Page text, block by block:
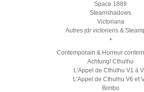
Space 1889
Steamshadows
Victoriana
Autres jdr victoriens &
+
Contemporain & Horreur
Achtung! Cthulhu
L'Appel de Cthulhu V1 à
L'Appel de Cthulhu V6 et
Bimbo